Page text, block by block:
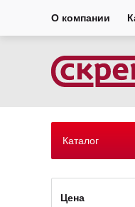
О компании
Каталог
Цена